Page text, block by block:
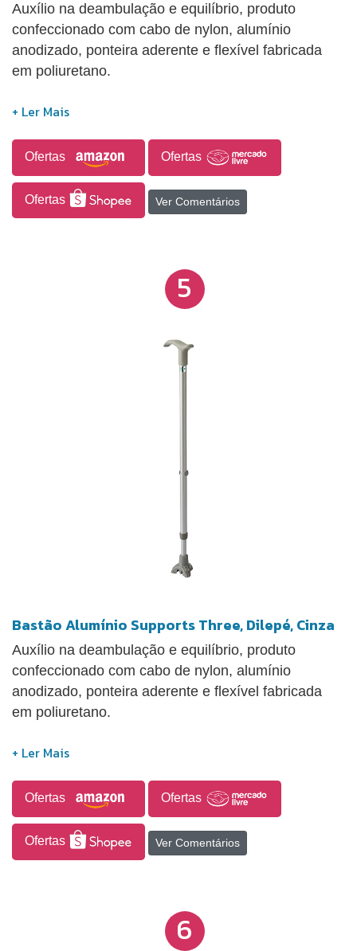
Auxílio na deambulação e equilíbrio, produto
confeccionado com cabo de nylon, alumínio
anodizado, ponteira aderente e flexível fabricada
em poliuretano.
Ofertas Ofertas
Ofertas Ver Comentários
5
Bastão Alumínio Supports Three, Dilepé, Cinza
Auxílio na deambulação e equilíbrio, produto
confeccionado com cabo de nylon, alumínio
anodizado, ponteira aderente e flexível fabricada
em poliuretano.
Ofertas Ofertas
Ofertas Ver Comentários
6